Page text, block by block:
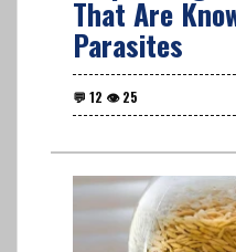
That Are
Parasites